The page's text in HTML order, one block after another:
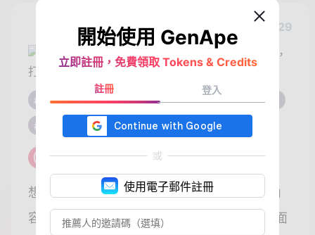
2025/10/29
#簡報排版設計 #簡報排版參考 #powerpoint 排版
#簡報排版原則 #簡報排版技巧
想讓你的簡報一開場就抓住觀眾目光？除了內
容精彩， 簡報排版設計更是關鍵。良好的版面
開始使用 GenApe
立即註冊，免費領取 Tokens & Credits
註冊 登入
或
使用電子郵件註冊